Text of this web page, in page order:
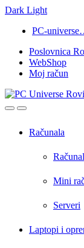
Dark Light
navigation
content
PC-
Poslovnica
WebShop
Moj račun
OpenClose
Računala
Mini
Serveri
Laptopi i